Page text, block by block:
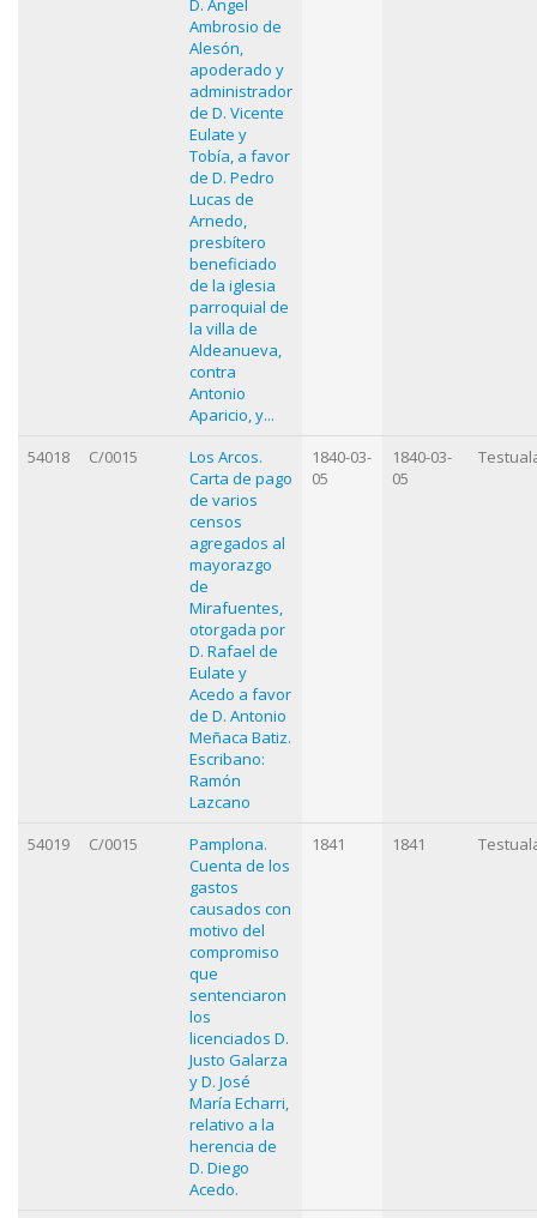
D. Angel
Ambrosio de
Alesón,
apoderado y
administrador
de D. Vicente
Eulate y
Tobía, a favor
de D. Pedro
Lucas de
Arnedo,
presbítero
beneficiado
de la iglesia
parroquial de
la villa de
Aldeanueva,
contra
Antonio
Aparicio, y...
54018
C/0015
Los Arcos.
Carta de pago
de varios
censos
agregados al
mayorazgo
de
Mirafuentes,
otorgada por
D. Rafael de
Eulate y
Acedo a favor
de D. Antonio
Meñaca Batiz.
Escribano:
Ramón
Lazcano
1840-03-
05
1840-03-
05
54019 C/0015
Pamplona.
Cuenta de los
gastos
causados con
motivo del
compromiso
que
sentenciaron
los
licenciados D.
Justo Galarza
y D. José
María Echarri,
relativo a la
herencia de
D. Diego
Acedo.
1841 1841